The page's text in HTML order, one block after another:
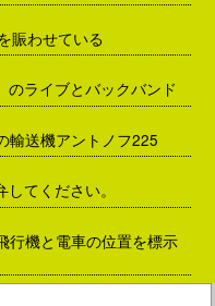
賑わせている
のライブとバックバンド
輸送機アントノフ225
てください。
行機と電車の位置を標示